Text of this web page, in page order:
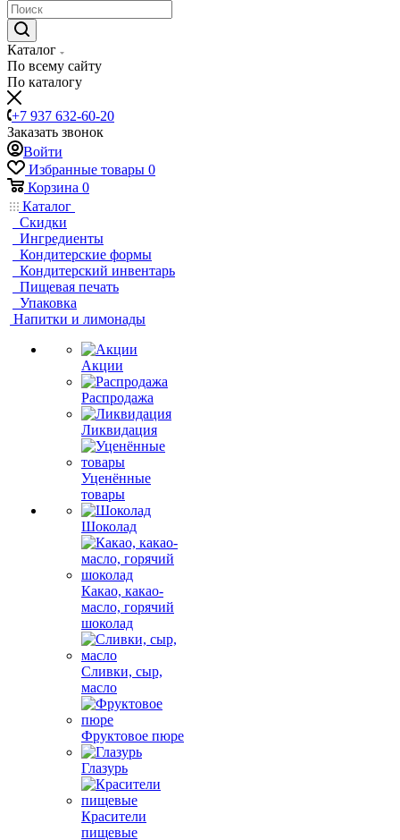
Каталог
По всему сайту
По каталогу
+7 937 632-60-20
Заказать звонок
Войти
Избранные товары 0
Корзина 0
Каталог
Скидки
Ингредиенты
Кондитерские формы
Кондитерский инвентарь
Пищевая печать
Упаковка
Напитки и лимонады
Акции
Распродажа
Ликвидация
Уценённые
товары
Шоколад
Какао, какао-
масло, горячий
шоколад
Сливки, сыр,
масло
Фруктовое пюре
Глазурь
Красители
пищевые